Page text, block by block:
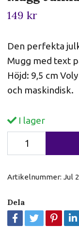
149 kr
Den perfekta
Mugg med text
Höjd: 9,5 cm
och maskindisk.
I lager
Artikelnummer: Jul
Dela